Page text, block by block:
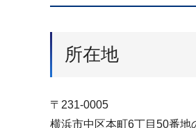
所在地
〒231-0005
横浜市中区本町6丁目50番地